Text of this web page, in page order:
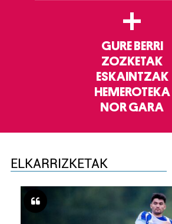
+
GURE BERRI
ZOZKETAK
ESKAINTZAK
HEMEROTEKA
NOR GARA
ELKARRIZKETAK